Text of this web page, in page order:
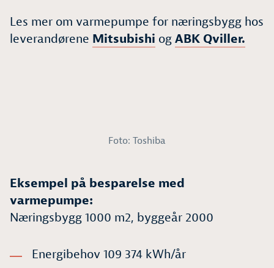
Les mer om varmepumpe for næringsbygg hos
leverandørene Mitsubishi og ABK Qviller.
Foto: Toshiba
Eksempel på besparelse med
varmepumpe:
Næringsbygg 1000 m2, byggeår 2000
Energibehov 109 374 kWh/år